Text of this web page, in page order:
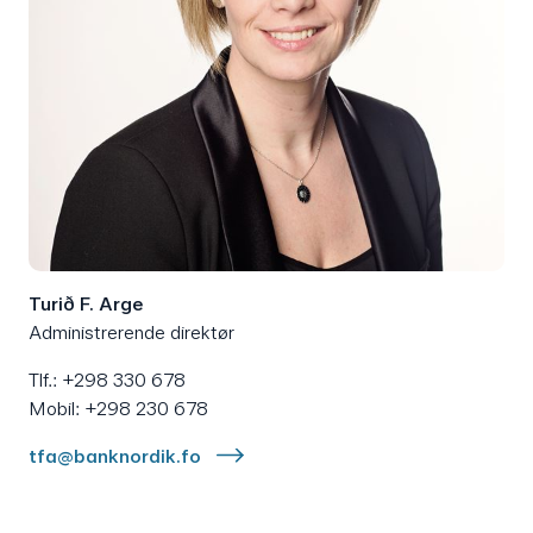
Turið F. Arge
Administrerende direktør
Tlf.: +298 330 678
Mobil: +298 230 678
tfa@banknordik.fo